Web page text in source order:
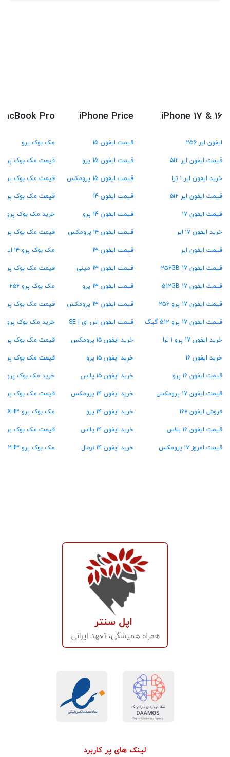
iPhone 17 & 16
ایفون ایر 256
قیمت ایفون ایر ۵۱۲
خرید ایفون ایر ۱ ترا
قیمت ایفون ایر ۵۱۲
قیمت ایفون 17
خرید ایفون ۱۷ ایر
قیمت ایفون ایر
قیمت ایفون 17 256GB
قیمت ایفون 17 512GB
قیمت ایفون 17 پرو 256
قیمت ایفون 17 پرو 512 گیگ
خرید ایفون 17 پرو ۱ ترا
خرید ایفون 16
قیمت ایفون ۱۶ پرو
قیمت ایفون 17 پرومکس
فروش ایفون 16e
قیمت ایفون ۱۶ پلاس
قیمت امروز ۱۷ پرومکس
iPhone Price
قیمت ایفون 15
قیمت ایفون 15 پرو
قیمت ایفون 15 پرومکس
قیمت ایفون 14
قیمت ایفون 14 پرو
قیمت ایفون ۱۴ پرومکس
قیمت ایفون 13
قیمت ایفون 13 مینی
قیمت ایفون 13 پرو
قیمت ایفون 13 پرومکس
قیمت ایفون اس ای | SE
خرید ایفون ۱۵ پرومکس
خرید ایفون ۱۵ پرو
خرید ایفون ۱۵ پلاس
خرید ایفون ۱۴ پرومکس
خرید ایفون ۱۴ پرو
خرید ایفون ۱۴ پلاس
خرید ایفون ۱۴ نرمال
Pro
مک بوک پرو
قیمت مک بوک پرو M4
قیمت مک بوک پرو M3
قیمت مک بوک پرو M2
خرید مک بوک پرو M1
قیمت مک بوک پرو ۱۳ اینچ
مک بوک پرو ۱۴ اینچ
قیمت مک بوک پرو ۱۶ اینچ
مک بوک پرو ۲۵۶ گیگ
قیمت مک بوک پرو ۵۱۲ گیگ
خرید مک بوک پرو ۱ ترابایت
قیمت مک بوک پرو ۱۶ گیگ رام
قیمت مک بوک پرو ۲۴ گیگ رام
خرید مک بوک پرو ۳۶ گیگ رام
قیمت مک بوک پرو ۴۸ گیگ رام
مک بوک پرو MXH3
قیمت مک بوک پرو MW2U3
مک بوک پرو MX2H3
لینک های پر کاربرد